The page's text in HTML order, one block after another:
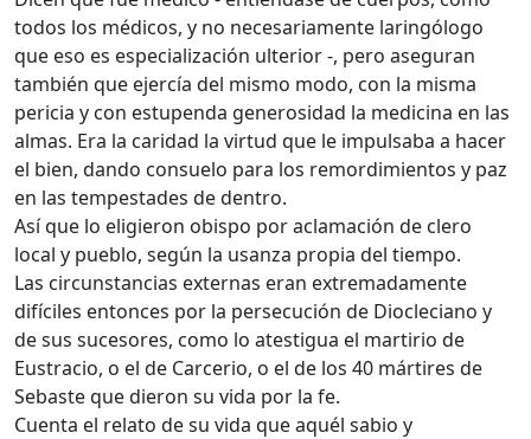
todos los médicos, y no necesariamente laringólogo
que eso es especialización ulterior -, pero aseguran
también que ejercía del mismo modo, con la misma
pericia y con estupenda generosidad la medicina en las
almas. Era la caridad la virtud que le impulsaba a hacer
el bien, dando consuelo para los remordimientos y paz
en las tempestades de dentro.
Así que lo eligieron obispo por aclamación de clero
local y pueblo, según la usanza propia del tiempo.
Las circunstancias externas eran extremadamente
difíciles entonces por la persecución de Diocleciano y
de sus sucesores, como lo atestigua el martirio de
Eustracio, o el de Carcerio, o el de los 40 mártires de
Sebaste que dieron su vida por la fe.
Cuenta el relato de su vida que aquél sabio y